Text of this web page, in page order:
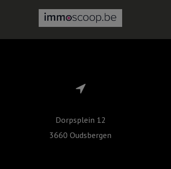
Dorpsplein 12
3660 Oudsbergen